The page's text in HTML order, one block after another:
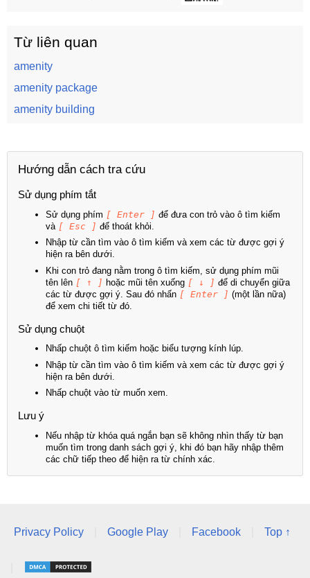
Từ liên quan
amenity
amenity package
amenity building
Hướng dẫn cách tra cứu
Sử dụng phím tắt
Sử dụng phím [ Enter ] để đưa con trỏ vào ô tìm kiếm
và [ Esc ] để thoát khỏi.
Nhập từ cần tìm vào ô tìm kiếm và xem các từ được gợi ý
hiện ra bên dưới.
Khi con trỏ đang nằm trong ô tìm kiếm, sử dụng phím mũi
tên lên [ ↑ ] hoặc mũi tên xuống [ ↓ ] để di chuyển giữa
các từ được gợi ý. Sau đó nhấn [ Enter ] (một lần nữa)
để xem chi tiết từ đó.
Sử dụng chuột
Nhấp chuột ô tìm kiếm hoặc biểu tượng kính lúp.
Nhập từ cần tìm vào ô tìm kiếm và xem các từ được gợi ý
hiện ra bên dưới.
Nhấp chuột vào từ muốn xem.
Lưu ý
Nếu nhập từ khóa quá ngắn bạn sẽ không nhìn thấy từ bạn
muốn tìm trong danh sách gợi ý, khi đó bạn hãy nhập thêm
các chữ tiếp theo để hiện ra từ chính xác.
Privacy Policy Google Play Facebook Top ↑